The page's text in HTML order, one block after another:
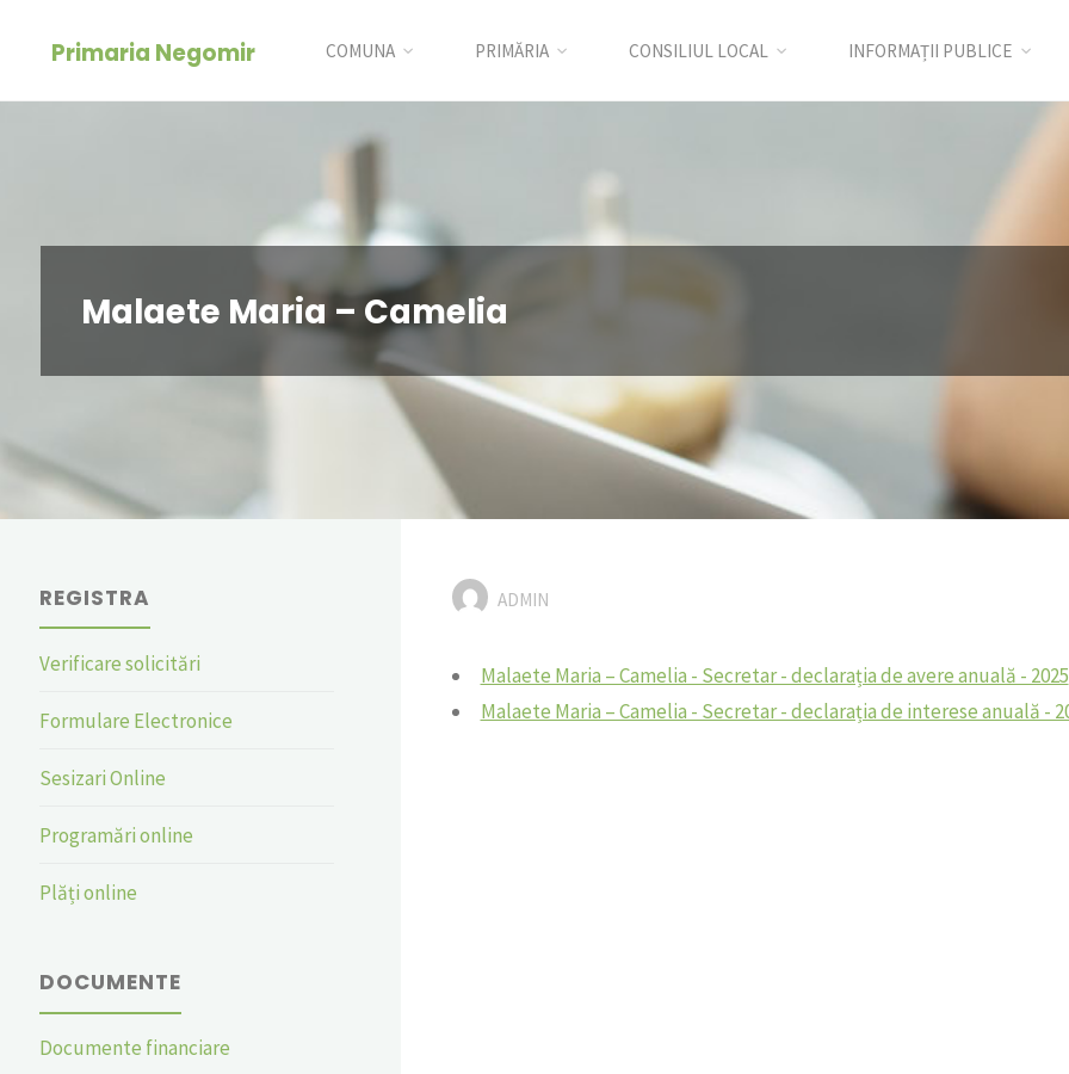
Primaria Negomir COMUNA PRIMĂRIA CONSILIUL LOCAL INFORMAȚII PUBLICE
Malaete Maria – Camelia
ADMIN
Malaete Maria – Camelia - Secretar - declarația de avere anuală - 2025
Malaete Maria – Camelia - Secretar - declarația de interese anuală -
REGISTRA
Verificare solicitări
Formulare Electronice
Sesizari Online
Programări online
Plăți online
DOCUMENTE
Documente financiare